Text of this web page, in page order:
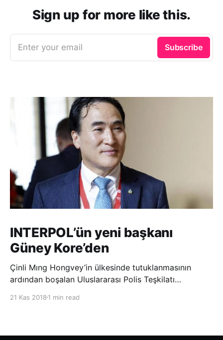
Sign up for more like this.
Enter your email Subscribe
INTERPOL’ün yeni başkanı
Güney Kore’den
Çinli Mıng Hongvey’in ülkesinde tutuklanmasının
ardından boşalan Uluslararası Polis Teşkilatı
seçildi. INTERPOL Genel Kurulu’nun Dubai’deki
21 Kas 2018 1 min read